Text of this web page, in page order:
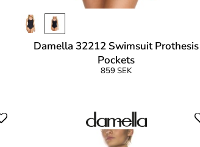
Damella 32212 Swimsuit Prothesis
Pockets
859 SEK